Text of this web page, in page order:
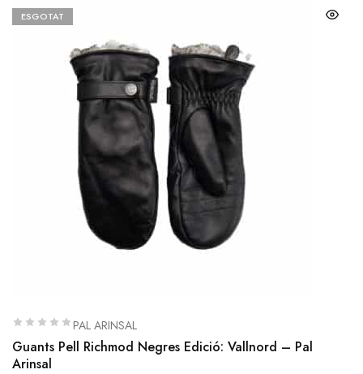
ESGOTAT
PAL ARINSAL
Guants Pell Richmod Negres Edició: Vallnord – Pal
Arinsal